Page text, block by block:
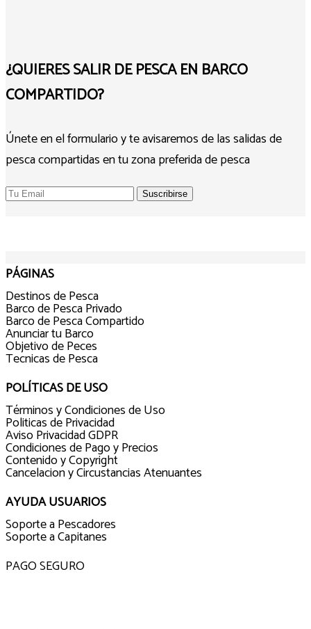
¿QUIERES SALIR DE PESCA EN BARCO
COMPARTIDO?
Únete en el formulario y te avisaremos de las salidas de
pesca compartidas en tu zona preferida de pesca
PÁGINAS
Destinos de Pesca
Barco de Pesca Privado
Barco de Pesca Compartido
Anunciar tu Barco
Objetivo de Peces
Tecnicas de Pesca
POLÍTICAS DE USO
Términos y Condiciones de Uso
Politicas de Privacidad
Aviso Privacidad GDPR
Condiciones de Pago y Precios
Contenido y Copyright
Cancelacion y Circustancias Atenuantes
AYUDA USUARIOS
Soporte a Pescadores
Soporte a Capitanes
PAGO SEGURO